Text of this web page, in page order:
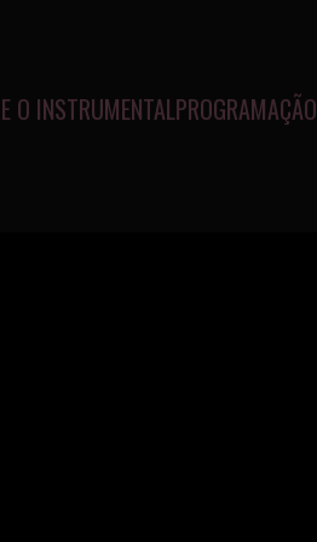
O INSTRUMENTALPROGRAMAÇÃO